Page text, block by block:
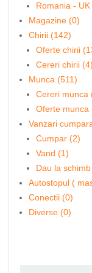
Romania - UK
Magazine (0)
Chirii (142)
Oferte chirii
Cereri chirii (4)
Munca (511)
Cereri munca
Oferte munca
Vanzari
Cumpar (2)
Vand (1)
Dau la
Autostopul (
Conectii (0)
Diverse (0)